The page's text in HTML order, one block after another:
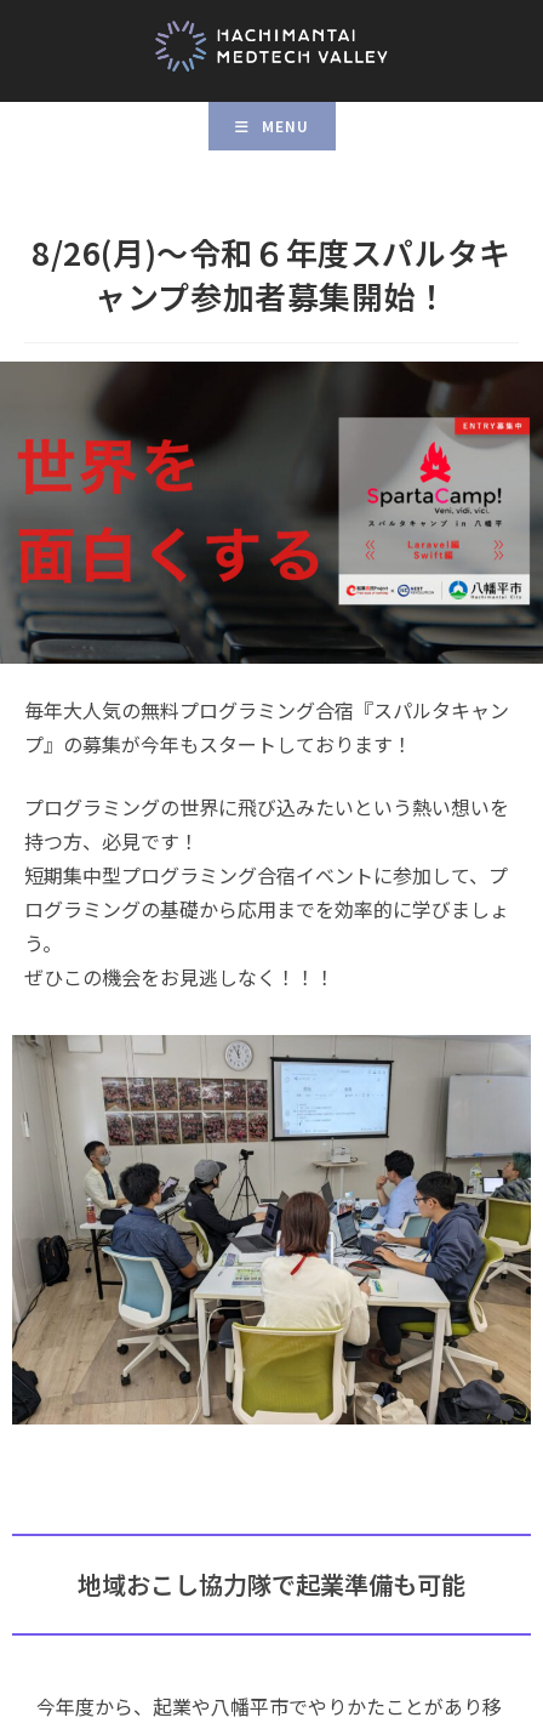
MENU
8/26(月)～令和６年度スパルタキ
ャンプ参加者募集開始！
毎年大人気の無料プログラミング合宿『スパルタキャン
プ』の募集が今年もスタートしております！
プログラミングの世界に飛び込みたいという熱い想いを
持つ方、必見です！
短期集中型プログラミング合宿イベントに参加して、プ
ログラミングの基礎から応用までを効率的に学びましょ
う。
ぜひこの機会をお見逃しなく！！！
地域おこし協力隊で起業準備も可能
今年度から、起業や八幡平市でやりかたことがあり移